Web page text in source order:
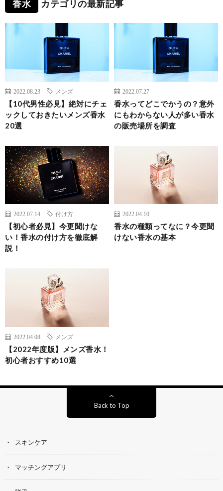
香水 カテゴリの最新記事
2022.08.23 メンズ
【10代男性必見】絶対にチェ
ックしておきたいメンズ香水
20選
2022.07.27
香水ってどこでかうの？意外
にもわからない人が多い香水
の販売場所を調査
2022.07.14 付け方
【初心者必見】今更聞けな
い！香水の付け方を徹底解
説！
2022.04.10
香水の種類ってなに？今更聞
けない香水の基本
2022.04.08 メンズ
【2022年度版】メンズ香水！
初心者おすすめ10選
Back to Top
スキンケア
マッチングアプリ